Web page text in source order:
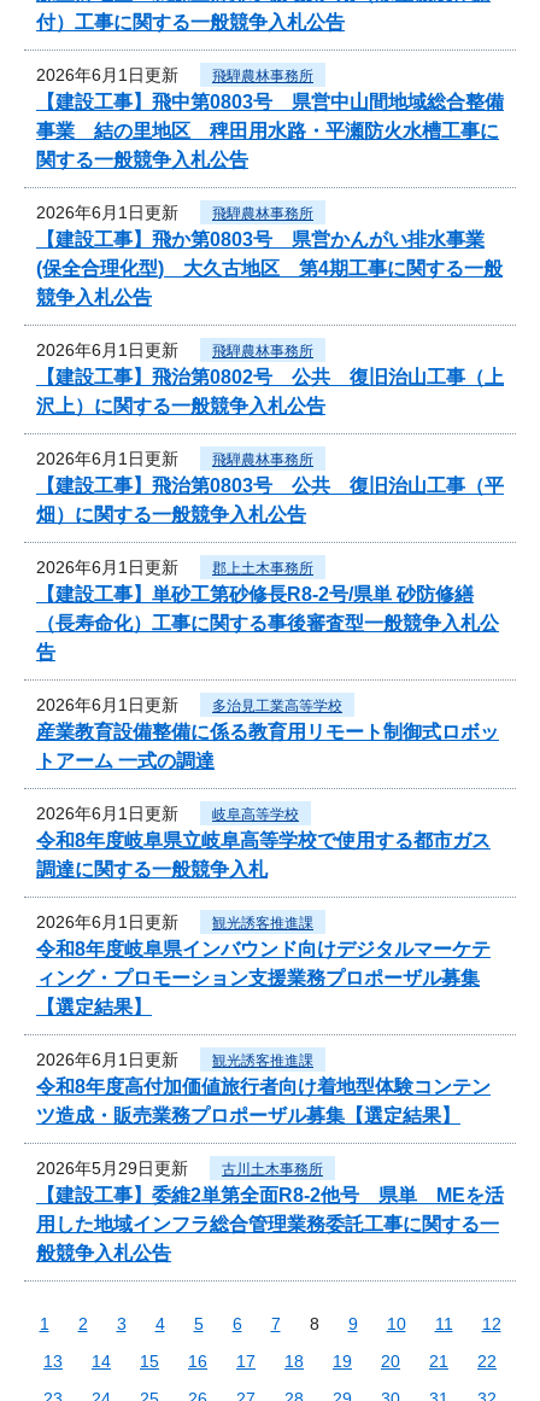
付）工事に関する一般競争入札公告
2026年6月1日更新 飛騨農林事務所
【建設工事】飛中第0803号 県営中山間地域総合整備
事業 結の里地区 稗田用水路・平瀬防火水槽工事に
関する一般競争入札公告
2026年6月1日更新 飛騨農林事務所
【建設工事】飛か第0803号 県営かんがい排水事業
(保全合理化型) 大久古地区 第4期工事に関する一般
競争入札公告
2026年6月1日更新 飛騨農林事務所
【建設工事】飛治第0802号 公共 復旧治山工事（上
沢上）に関する一般競争入札公告
2026年6月1日更新 飛騨農林事務所
【建設工事】飛治第0803号 公共 復旧治山工事（平
畑）に関する一般競争入札公告
2026年6月1日更新 郡上土木事務所
【建設工事】単砂工第砂修長R8-2号/県単 砂防修繕
（長寿命化）工事に関する事後審査型一般競争入札公
告
2026年6月1日更新 多治見工業高等学校
産業教育設備整備に係る教育用リモート制御式ロボッ
トアーム 一式の調達
2026年6月1日更新 岐阜高等学校
令和8年度岐阜県立岐阜高等学校で使用する都市ガス
調達に関する一般競争入札
2026年6月1日更新 観光誘客推進課
令和8年度岐阜県インバウンド向けデジタルマーケテ
ィング・プロモーション支援業務プロポーザル募集
【選定結果】
2026年6月1日更新 観光誘客推進課
令和8年度高付加価値旅行者向け着地型体験コンテン
ツ造成・販売業務プロポーザル募集【選定結果】
2026年5月29日更新 古川土木事務所
【建設工事】委維2単第全面R8-2他号 県単 MEを活
用した地域インフラ総合管理業務委託工事に関する一
般競争入札公告
1 2 3 4 5 6 7 8 9 10 11
12
13
14 15 16 17 18 19 20 21
22